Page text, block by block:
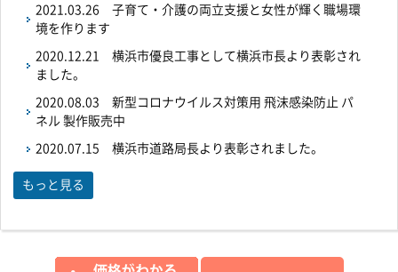
2021.03.26 子育て・介護の両立支援と女性が輝く職場環
境を作ります
2020.12.21 横浜市優良工事として横浜市長より表彰され
ました。
2020.08.03 新型コロナウイルス対策用 飛沫感染防止 パ
ネル 製作販売中
2020.07.15 横浜市道路局長より表彰されました。
もっと見る